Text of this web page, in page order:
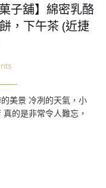
子舖】綿密乳酪
，下午茶 (近捷
美景 冷冽的天氣，小
的是非常令人難忘，